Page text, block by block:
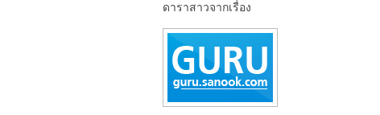
ดาราสาวจากเรื่อง